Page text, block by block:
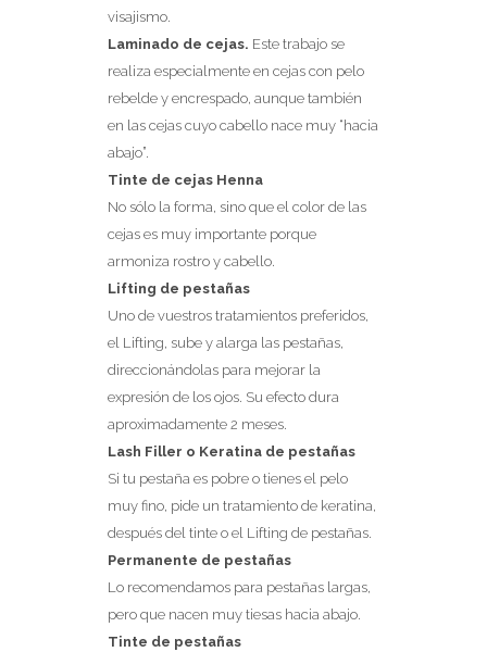
visajismo.
Laminado de cejas. Este trabajo se
realiza especialmente en cejas con pelo
rebelde y encrespado, aunque también
en las cejas cuyo cabello nace muy “hacia
abajo”.
Tinte de cejas Henna
No sólo la forma, sino que el color de las
cejas es muy importante porque
armoniza rostro y cabello.
Lifting de pestañas
Uno de vuestros tratamientos preferidos,
el Lifting, sube y alarga las pestañas,
direccionándolas para mejorar la
expresión de los ojos. Su efecto dura
aproximadamente 2 meses.
Lash Filler o Keratina de pestañas
Si tu pestaña es pobre o tienes el pelo
muy fino, pide un tratamiento de keratina,
después del tinte o el Lifting de pestañas.
Permanente de pestañas
Lo recomendamos para pestañas largas,
pero que nacen muy tiesas hacia abajo.
Tinte de pestañas